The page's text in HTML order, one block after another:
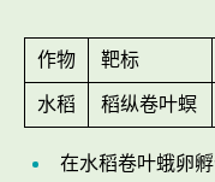
作物 靶标
水稻
稻纵卷叶螟
在水稻卷叶蛾卵